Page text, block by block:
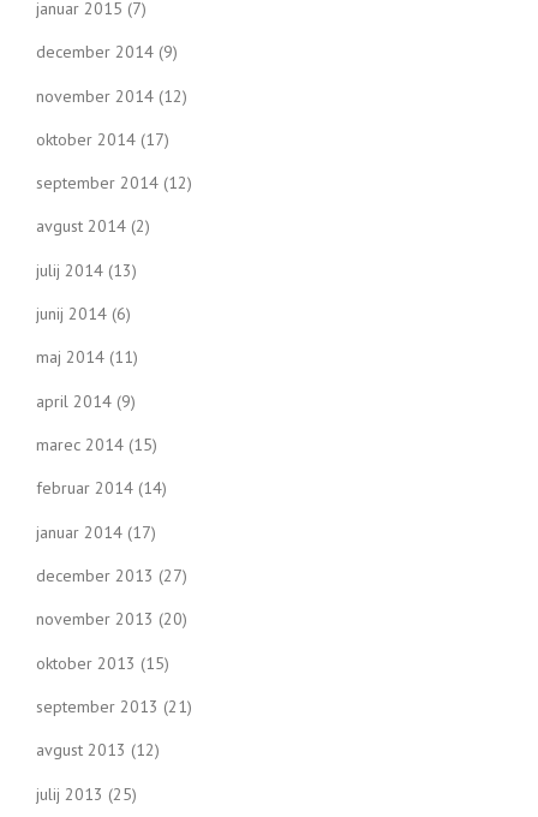
januar 2015 (7)
december 2014 (9)
november 2014 (12)
oktober 2014 (17)
september 2014 (12)
avgust 2014 (2)
julij 2014 (13)
junij 2014 (6)
maj 2014 (11)
april 2014 (9)
marec 2014 (15)
februar 2014 (14)
januar 2014 (17)
december 2013 (27)
november 2013 (20)
oktober 2013 (15)
september 2013 (21)
avgust 2013 (12)
julij 2013 (25)